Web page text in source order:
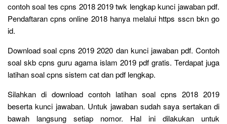
contoh soal tes cpns 2018 2019 twk lengkap kunci jawaban pdf.
Pendaftaran cpns online 2018 hanya melalui https sscn bkn go
id.
Download soal cpns 2019 2020 dan kunci jawaban pdf. Contoh
soal skb cpns guru agama islam 2019 pdf gratis. Terdapat juga
latihan soal cpns sistem cat dan pdf lengkap.
Silahkan di download contoh latihan soal cpns 2018 2019
beserta kunci jawaban. Untuk jawaban sudah saya sertakan di
bawah langsung setiap nomor. Hal ini dilakukan untuk